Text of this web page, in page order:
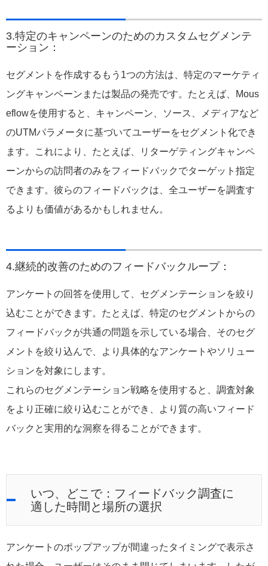
3.特定のキャンペーンのためのカスタムセグメンテ
ーション：
セグメントを作成するもう1つの方法は、特定のマーケティ
ングキャンペーンまたは製品の発売です。たとえば、Mous
eflowを使用すると、キャンペーン、ソース、メディアなど
のUTMパラメータに基づいてユーザーをセグメント化でき
ます。これにより、たとえば、リターゲティングキャンペ
ーンからの訪問者のみをフィードバックでターゲット指定
できます。彼らのフィードバックは、全ユーザーを調査す
るよりも価値があるかもしれません。
4.継続的改善のためのフィードバックループ：
アンケートの回答を使用して、セグメンテーションを絞り
込むことができます。たとえば、特定のセグメントからの
フィードバックが共通の問題を示している場合、そのセグ
メントを絞り込んで、より具体的なアンケートやソリュー
ションを対象にします。
これらのセグメンテーション戦略を使用すると、調査対象
をより正確に絞り込むことができ、より質の高いフィード
バックと実用的な洞察を得ることができます。
いつ、どこで：フィードバック調査に
適した時間と場所の選択
アンケートのポップアップが間違ったタイミングで表示さ